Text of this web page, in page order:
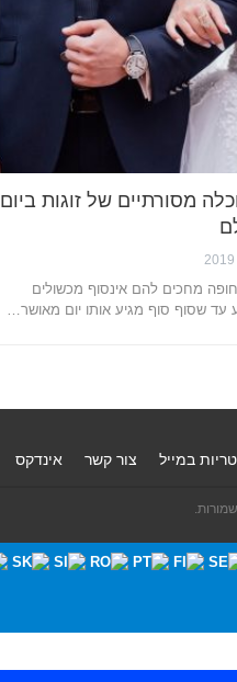
מסורתיים של זוגות ביום
מחכים להם אינסוף מכשולים
עד שסוף סוף מגיע אותו יום מאושר…
במייל צור קשר אינדקס